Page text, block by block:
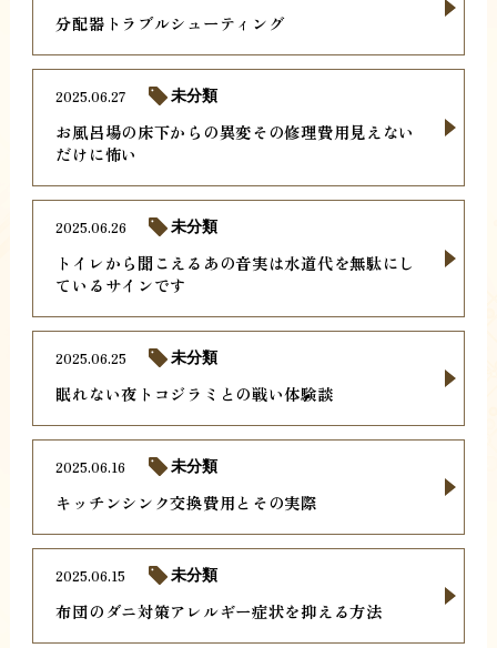
分配器トラブルシューティング
お風呂場の床下からの異変その修理費用見えない
だけに怖い
2025.06.27 未分類
トイレから聞こえるあの音実は水道代を無駄にし
ているサインです
2025.06.26 未分類
眠れない夜トコジラミとの戦い体験談
2025.06.25 未分類
キッチンシンク交換費用とその実際
2025.06.16 未分類
布団のダニ対策アレルギー症状を抑える方法
2025.06.15 未分類